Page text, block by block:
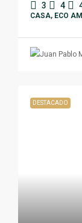
3 4
CASA, ECO
DESTACADO